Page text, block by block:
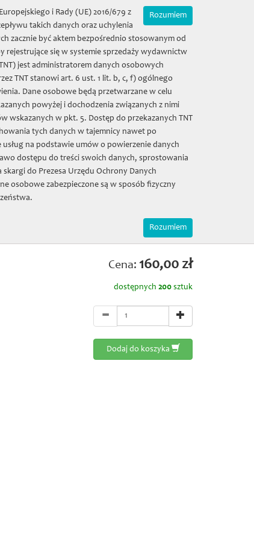
Zamówienia on-line
Mój koszyk | (0) 0 zł
Zamówienia Sala kolumnowa
Galeria Kontakt
rękopisy
t. 1, 2
Cena: 160,00 zł
dostępnych 200 sztuk
Dodaj do koszyka
Rozumiem
i Rady (UE) 2016/679 z
takich danych oraz uchylenia
zacznie być aktem bezpośrednio stosowanym od
rejestrujące się w systemie sprzedaży wydawnictw
jest administratorem danych osobowych
TNT stanowi art. 6 ust. 1 lit. b, c, f) ogólnego
Dane osobowe będą przetwarzane w celu
powyżej i dochodzenia związanych z nimi
wskazanych w pkt. 5. Dostęp do przekazanych TNT
tych danych w tajemnicy nawet po
na podstawie umów o powierzenie danych
dostępu do treści swoich danych, sprostowania
do Prezesa Urzędu Ochrony Danych
osobowe zabezpieczone są w sposób fizyczny
Rozumiem